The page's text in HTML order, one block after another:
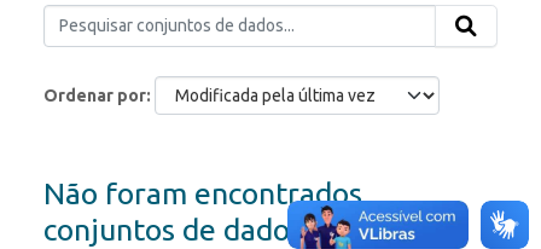
Ordenar por
Não foram encontrados
conjuntos de dados